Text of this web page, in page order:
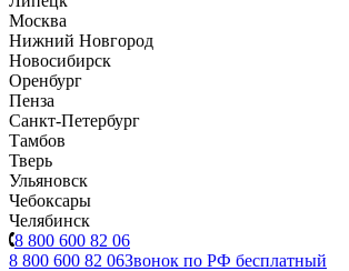
Москва
Нижний Новгород
Новосибирск
Оренбург
Пенза
Санкт-Петербург
Тамбов
Тверь
Ульяновск
Чебоксары
Челябинск
8 800 600 82 06
8 800 600 82 06Звонок по РФ бесплатный